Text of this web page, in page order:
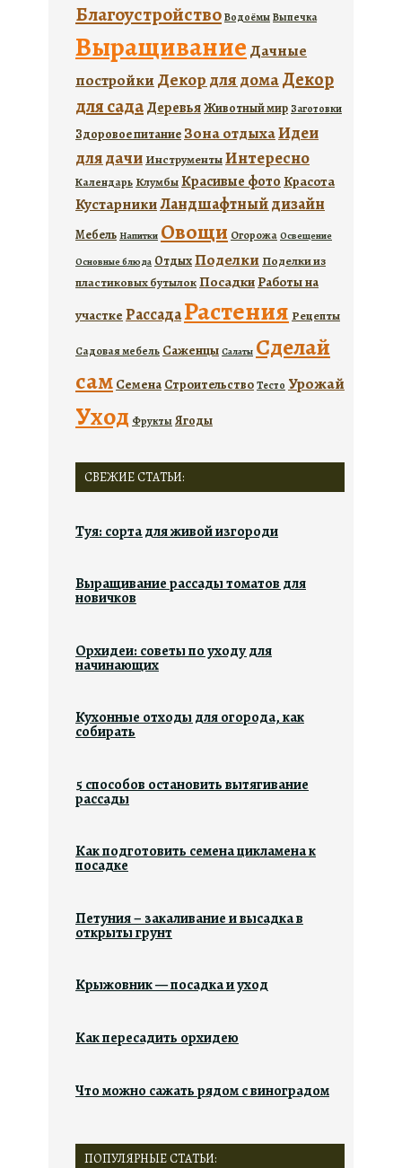
БлагоустройствоВодоёмыВыпечка
Выращивание Дачные
постройки Декор для домаДекор
для садаДеревьяЖивотный мир Заготовки
Здоровое питание Зона отдыхаИдеи
для дачи ИнструментыИнтересно
Календарь КлумбыКрасивые фото Красота
КустарникиЛандшафтный дизайн
Мебель Напитки Овощи Огорожа Освещение
Основные блюда ОтдыхПоделки Поделки из
пластиковых бутылокПосадки Работы на
участке РассадаРастения Рецепты
Садовая мебель Саженцы Салаты Сделай
сам Семена СтроительствоТесто Урожай
Уход Фрукты Ягоды
СВЕЖИЕ СТАТЬИ:
Туя: сорта для живой изгороди
Выращивание рассады томатов для
новичков
Орхидеи: советы по уходу для
начинающих
Кухонные отходы для огорода, как
собирать
5 способов остановить вытягивание
рассады
Как подготовить семена цикламена к
посадке
Петуния – закаливание и высадка в
открыты грунт
Крыжовник — посадка и уход
Как пересадить орхидею
Что можно сажать рядом с виноградом
ПОПУЛЯРНЫЕ СТАТЬИ: